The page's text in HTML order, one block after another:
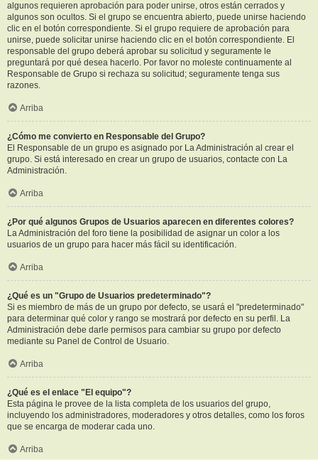
algunos requieren aprobación para poder unirse, otros están cerrados y
algunos son ocultos. Si el grupo se encuentra abierto, puede unirse haciendo
clic en el botón correspondiente. Si el grupo requiere de aprobación para
unirse, puede solicitar unirse haciendo clic en el botón correspondiente. El
responsable del grupo deberá aprobar su solicitud y seguramente le
preguntará por qué desea hacerlo. Por favor no moleste continuamente al
Responsable de Grupo si rechaza su solicitud; seguramente tenga sus
razones.
Arriba
¿Cómo me convierto en Responsable del Grupo?
El Responsable de un grupo es asignado por La Administración al crear el
grupo. Si está interesado en crear un grupo de usuarios, contacte con La
Administración.
Arriba
¿Por qué algunos Grupos de Usuarios aparecen en diferentes colores?
La Administración del foro tiene la posibilidad de asignar un color a los
usuarios de un grupo para hacer más fácil su identificación.
Arriba
¿Qué es un "Grupo de Usuarios predeterminado"?
Si es miembro de más de un grupo por defecto, se usará el "predeterminado"
para determinar qué color y rango se mostrará por defecto en su perfil. La
Administración debe darle permisos para cambiar su grupo por defecto
mediante su Panel de Control de Usuario.
Arriba
¿Qué es el enlace "El equipo"?
Esta página le provee de la lista completa de los usuarios del grupo,
incluyendo los administradores, moderadores y otros detalles, como los foros
que se encarga de moderar cada uno.
Arriba